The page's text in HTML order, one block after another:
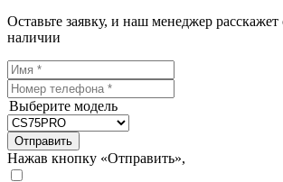
Оставьте заявку, и наш менеджер
наличии
Выберите модель
Отправить
Нажав кнопку «Отправить»,